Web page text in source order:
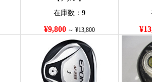
在庫数： 9
¥9,800～ ¥13,800